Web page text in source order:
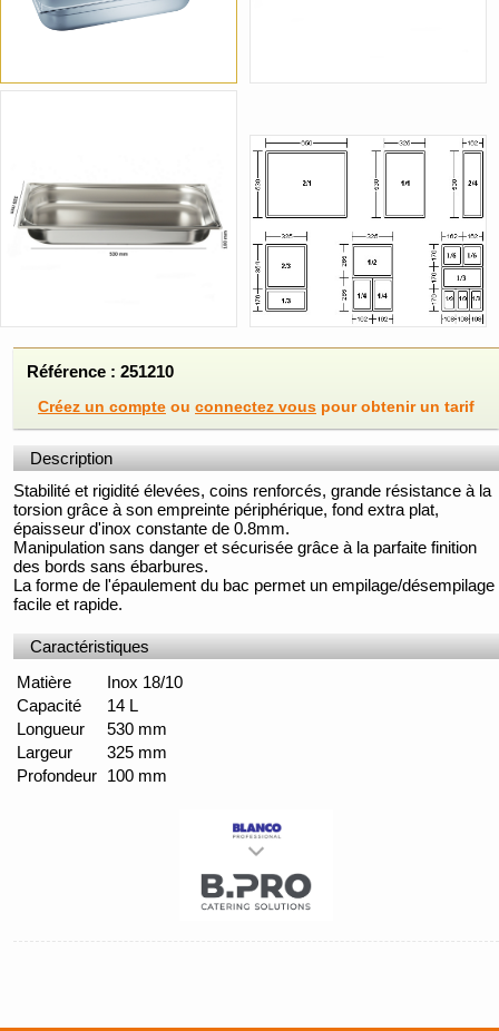
Référence : 251210
Créez un compte ou connectez vous pour obtenir un tarif
Description
Stabilité et rigidité élevées, coins renforcés, grande résistance à la
torsion grâce à son empreinte périphérique, fond extra plat,
épaisseur d'inox constante de 0.8mm.
Manipulation sans danger et sécurisée grâce à la parfaite finition
des bords sans ébarbures.
La forme de l'épaulement du bac permet un empilage/désempilage
facile et rapide.
Caractéristiques
Matière
Inox 18/10
Capacité
14 L
Longueur
530 mm
Largeur
325 mm
Profondeur 100 mm